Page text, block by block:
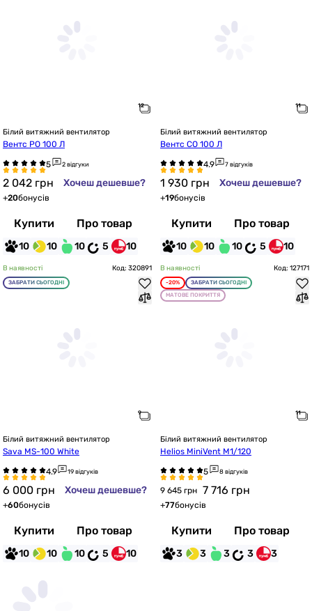
Білий витяжний вентилятор
Вентс РО 100 Л
2 відгуки
2 042 грн Хочеш дешевше?
+20бонусів
Купити Про товар
10 10 10 5 10
Білий витяжний вентилятор
Вентс СО 100 Л
7 відгуків
1 930 грн Хочеш дешевше?
+19бонусів
Купити Про товар
10 10 10 5 10
В наявності Код: 320891
ЗАБРАТИ СЬОГОДНІ
Білий витяжний вентилятор
Sava MS-100 White
19 відгуків
6 000 грн Хочеш дешевше?
+60бонусів
Купити Про товар
10 10 10 5 10
В наявності Код: 127171
-20%
ЗАБРАТИ СЬОГОДНІ
МАТОВЕ ПОКРИТТЯ
Білий витяжний вентилятор
Helios MiniVent M1/120
8 відгуків
9 645 грн 7 716 грн
+77бонусів
Купити Про товар
3 3 3 3 3